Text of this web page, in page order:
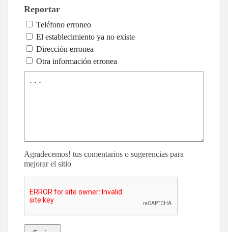
Reportar
Teléfono erroneo
El establecimiento ya no existe
Dirección erronea
Otra información erronea
Agradecemos! tus comentarios o sugerencias para
mejorar el sitio